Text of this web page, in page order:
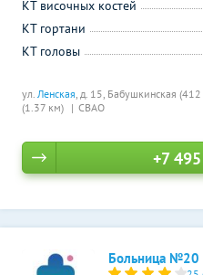
ул. Ленская, д. 15, Бабушкинская
(1.37 км)
СВАО
КТ височных костей
КТ гортани
КТ головы
+7
Больница №20